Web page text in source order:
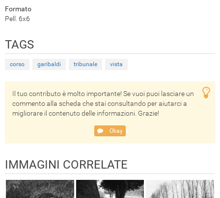
Formato
Pell. 6x6
TAGS
corso garibaldi tribunale vista
Il tuo contributo è molto importante! Se vuoi puoi lasciare un
commento alla scheda che stai consultando per aiutarci a
migliorare il contenuto delle informazioni. Grazie!
Okay
IMMAGINI CORRELATE